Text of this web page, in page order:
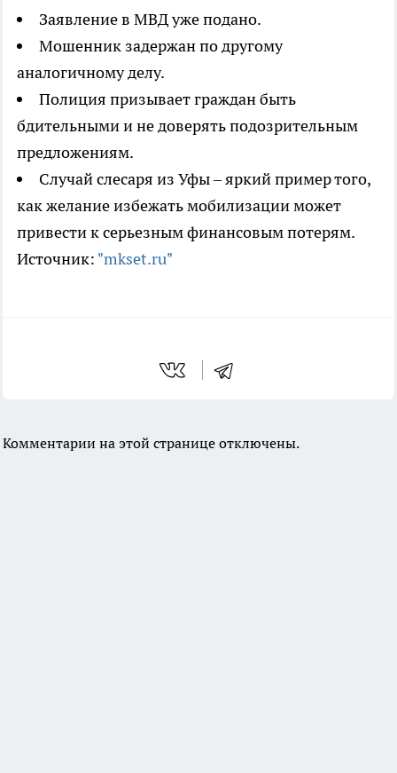
Заявление в МВД уже подано.
Мошенник задержан по другому
аналогичному делу.
Полиция призывает граждан быть
бдительными и не доверять подозрительным
предложениям.
Случай слесаря из Уфы – яркий пример того,
как желание избежать мобилизации может
привести к серьезным финансовым потерям.
Источник: "mkset.ru"
Комментарии на этой странице отключены.